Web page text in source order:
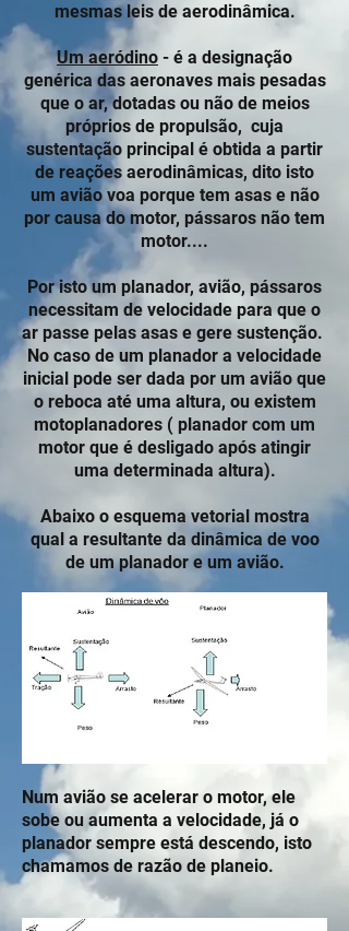
mesmas leis de aerodinâmica.
Um aeródino - é a designação
genérica das aeronavesmais pesadas
que o ar, dotadas ou não de meios
próprios de propulsão, cuja
sustentação principal é obtida a partir
de reações aerodinâmicas, dito isto
um avião voa porque tem asas e não
por causa do motor, pássaros não tem
motor....
Por isto um planador, avião, pássaros
necessitam de velocidade para que o
ar passe pelas asas e gere sustenção.
No caso de um planador a velocidade
inicial pode ser dada por um avião que
o reboca até uma altura, ou existem
motoplanadores ( planador com um
motor que é desligado após atingir
uma determinada altura).
Abaixo o esquema vetorial mostra
qual a resultante da dinâmica de voo
de um planador e um avião.
Num avião se acelerar o motor, ele
sobe ou aumenta a velocidade, já o
planador sempre está descendo, isto
chamamos de razão de planeio.